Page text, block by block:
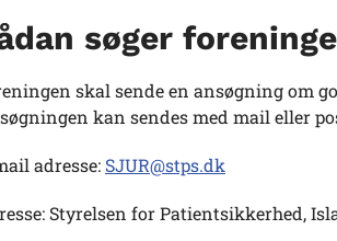
søger
skal sende en ansøgning om
kan sendes med mail eller
adresse: SJUR@stps.dk
Styrelsen for Patientsikkerhed,